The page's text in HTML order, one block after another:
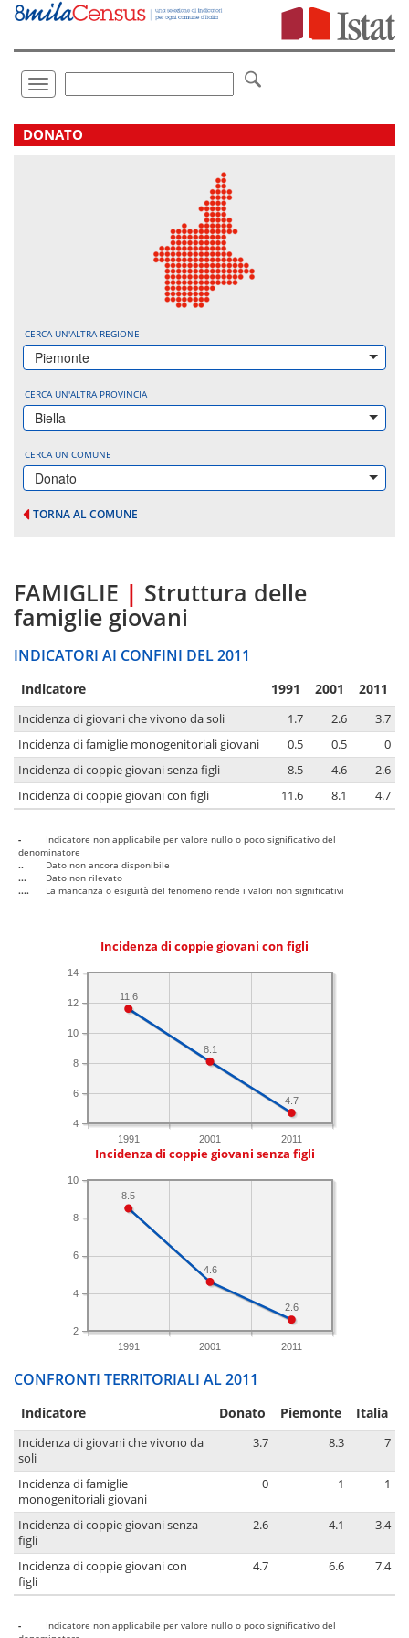
Vai
direttamente
Toggle
navigation
.
DONATO
CERCA UN'ALTRA REGIONE
Piemonte
CERCA UN'ALTRA PROVINCIA
Biella
CERCA UN COMUNE
Donato
TORNA AL COMUNE
FAMIGLIE | Struttura delle
famiglie giovani
INDICATORI AI CONFINI DEL 2011
Indicatore 1991 2001 2011
Incidenza di giovani che vivono da soli 1.7 2.6
3.7
Incidenza di famiglie monogenitoriali giovani
0.5 0.5
0
Incidenza di coppie giovani senza figli
8.5 4.6
2.6
Incidenza di coppie giovani con figli
11.6 8.1 4.7
-
Indicatore non applicabile per valore nullo o poco significativo del
denominatore
..
Dato non ancora disponibile
...
Dato non rilevato
....
La mancanza o esiguità del fenomeno rende i valori non significativi
Incidenza di coppie giovani con figli
1991 2001 2011
4
6
8
10
12
14
4.7
8.1
11.6
Incidenza di coppie giovani senza figli
1991 2001 2011
2
4
6
8
10
2.6
4.6
8.5
CONFRONTI TERRITORIALI AL 2011
Indicatore Donato Piemonte Italia
Incidenza di giovani che vivono da
soli
3.7 8.3 7
Incidenza di famiglie
monogenitoriali giovani
0 1 1
Incidenza di coppie giovani senza
figli
2.6 4.1 3.4
Incidenza di coppie giovani con
figli
4.7 6.6 7.4
-
Indicatore non applicabile per valore nullo o poco significativo del